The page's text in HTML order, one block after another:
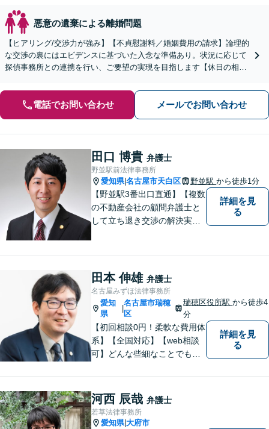
悪意の遺棄による離婚問題
【ヒアリング/交渉力が強み】【不貞慰謝料／婚姻費用の請求】論理的
な交渉の裏にはエビデンスに基づいた入念な準備あり。状況に応じて
探偵事務所との連携を行い、ご要望の実現を目指します【休日の相談
電話でお問い合わせ メールでお問い合わせ
田口 博貴 弁護士
野並駅前法律事務所
愛知県|名古屋市天白区 野並駅 から徒歩1分
【野並駅3番出口直通】【複数
の不動産会社の顧問弁護士と
して立ち退き交渉の解決実績
被害者側に限る）、離婚、企
業及び個人事業主の顧問に関
する相談は初回相談無料で
す。
詳細を見
る
田本 伸雄 弁護士
名古屋みずほ法律事務所
愛知
県
名古屋市瑞穂
区
瑞穂区役所駅から徒歩4
分
【初回相談0円！柔軟な費用体
系】【全国対応】【web相談
可】どんな些細なことでもお
ターネット／削除請求や開示
請求、利用規約などのトラブ
ルはお任せ！相続／感情面の
納得感を重視します。
詳細を見
る
河西 辰哉 弁護士
若草法律事務所
愛知県|大府市